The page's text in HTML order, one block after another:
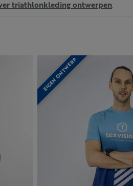
triathlonkleding ontwerpen.
EIGEN ONTWERP